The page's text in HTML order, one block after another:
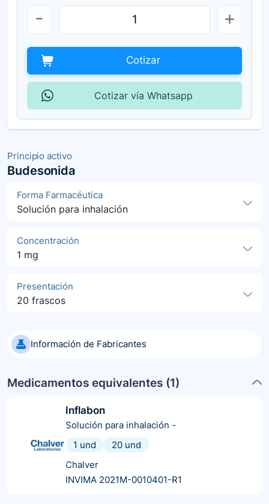
Principio activo
Budesonida
Forma Farmacéutica
Solución para inhalación
Concentración
1 mg
Presentación
20 frascos
Información de Fabricantes
Medicamentos equivalentes (1)
Inflabon
Solución para inhalación -
1 und
20 und
Chalver
INVIMA 2021M-0010401-R1
Cotizar
Cotizar vía Whatsapp